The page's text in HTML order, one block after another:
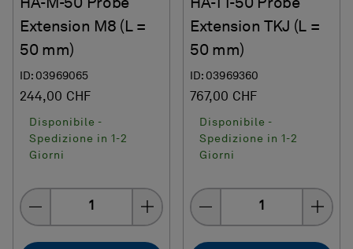
HA-M-50 Probe
Extension M8 (L =
50 mm)
ID: 03969065
244,00 CHF
Disponibile -
Spedizione in 1-2
Giorni
Quantity
HA-TT-50 Probe
Extension TKJ (L =
50 mm)
ID: 03969360
767,00 CHF
Disponibile -
Spedizione in 1-2
Giorni
Quantity